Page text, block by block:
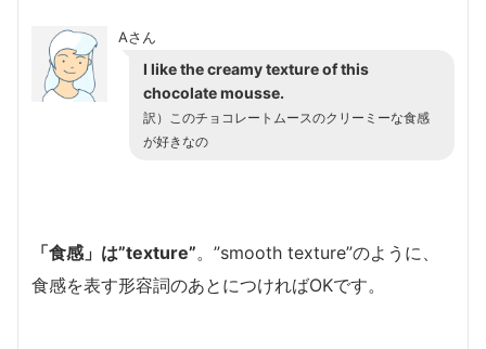
Aさん
I like the creamy texture of this
chocolate mousse.
訳） このチョコレートムースのクリーミーな食感
が好きなの
「食感」は”texture”。”smooth texture”のように、
食感を表す形容詞のあとにつければOKです。